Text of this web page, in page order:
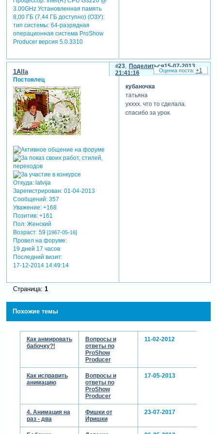
3.00GHz Установленная память
8,00 ГБ (7,44 ГБ доступно) (ОЗУ):
тип системы: 64-разрядная
операционная система ProShow
Producer версия 5.0.3310
Поделиться
23
15-07-2013
21:41:16
1Alla
Постоялец
Откуда:latvija
Зарегистрирован: 01-04-2013
Сообщений:357
Уважение: +168
Позитив: +161
Пол:Женский
Возраст:59 [1967-05-16]
Провел на форуме:
19 дней 17 часов
Последний визит:
17-12-2014 14:49:14
кубаночка
татьяна
ухххх. что то сделала.
спасибо за урок.
+1
Страница: 1
Похожие темы
Как анмировать
бабочку?!
Вопросы и
ответы по
ProShow
Producer
11-02-2012
Как исправить
анимацию
Вопросы и
ответы по
ProShow
Producer
17-05-2013
4. Анимация на
раз - два
Фишки от
Иришки
23-07-2017